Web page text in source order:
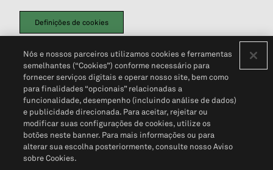
Definições de cookies
Política de PrivacidadePortal de privacidade do cliente (em inglês)
Não Venda Minhas Informações Pessoais© 2026 S&P Global
Nós e nossos parceiros utilizamos cookies e ferramentas
semelhantes (“Cookies”) conforme necessário para
fornecer serviços digitais e operar nosso site, bem como
para finalidades “opcionais” relacionadas a
funcionalidade, desempenho (incluindo análise de dados)
e publicidade direcionada. Para aceitar, rejeitar ou
modificar suas configurações de cookies, utilize os
botões neste banner. Para mais informações ou para
alterar sua escolha posteriormente, consulte nosso Aviso
sobre Cookies.